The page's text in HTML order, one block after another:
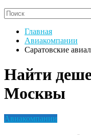
Главная
Авиакомпании
Саратовские
Найти
Москвы
Авиакомпании